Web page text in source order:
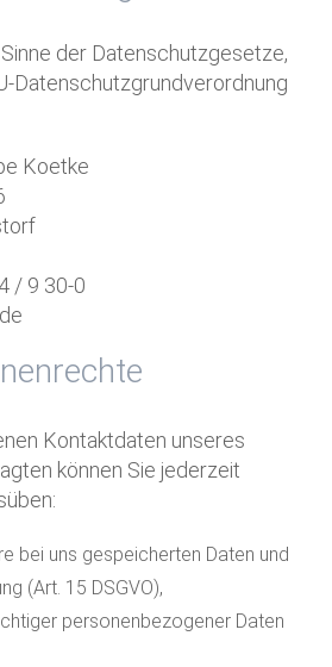
der Datenschutzgesetze,
Datenschutzgrundverordnung
Koetke
/ 9 30-0
Kontaktdaten unseres
können Sie jederzeit
bei uns gespeicherten Daten und
(Art. 15 DSGVO),
personenbezogener Daten